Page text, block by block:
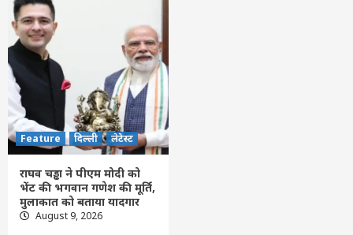
Feature दिल्ली लेटेस्ट
राघव चड्ढा ने पीएम मोदी को
भेंट की भगवान गणेश की मूर्ति,
मुलाकात को बताया यादगार
August 9, 2026